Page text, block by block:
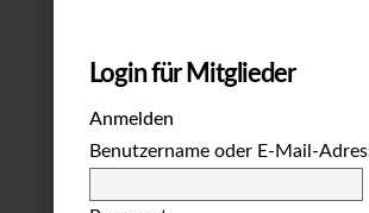
Login für Mitglieder
Anmelden
Benutzername oder E-Mail-